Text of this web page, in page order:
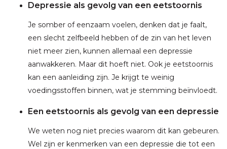
Depressie als gevolg van een eetstoornis
Je somber of eenzaam voelen, denken dat je faalt,
een slecht zelfbeeld hebben of de zin van het leven
niet meer zien, kunnen allemaal een depressie
aanwakkeren. Maar dit hoeft niet. Ook je eetstoornis
kan een aanleiding zijn. Je krijgt te weinig
voedingsstoffen binnen, wat je stemming beïnvloedt.
Een eetstoornis als gevolg van een depressie
We weten nog niet precies waarom dit kan gebeuren.
Wel zijn er kenmerken van een depressie die tot een